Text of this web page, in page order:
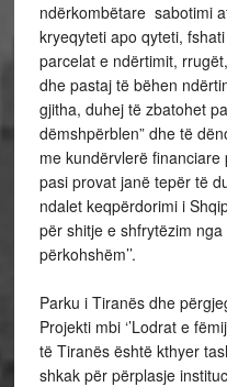
ndërkombëtare sabotimi
kryeqyteti apo qyteti,
parcelat e ndërtimit,
dhe pastaj të bëhen
gjitha, duhej të zbatohet
dëmshpërblen” dhe të
me kundërvlerë
pasi provat janë tepër të
ndalet keqpërdorimi i
për shitje e shfrytëzim
përkohshëm’’.
Parku i Tiranës dhe
Projekti mbi ‘’Lodrat e
të Tiranës është kthyer
shkak për përplasje